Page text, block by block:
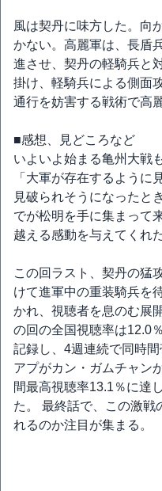
風は契丹に味方した。向
かない。高麗軍は、長盾
進させ、契丹の軽騎兵と
掛け、軽騎兵による側面
通行を妨害する戦術で高
■感想、見どころなど
いよいよ始まる亀州大戦
「大軍が存在するように
見破られそうになったと
でが松明を手に集まって
越える感動を与えてくれた
この回ラスト、契丹の猛
けて進軍中の重装騎兵を
かれ、視聴者を息のむ展
の回の全国視聴率は12.0
記録し、4週連続で同時
アプがカン・ガムチャン
間最高視聴率13.1％に達
た。 最終話で、この激戦
れるのか注目が集まる。